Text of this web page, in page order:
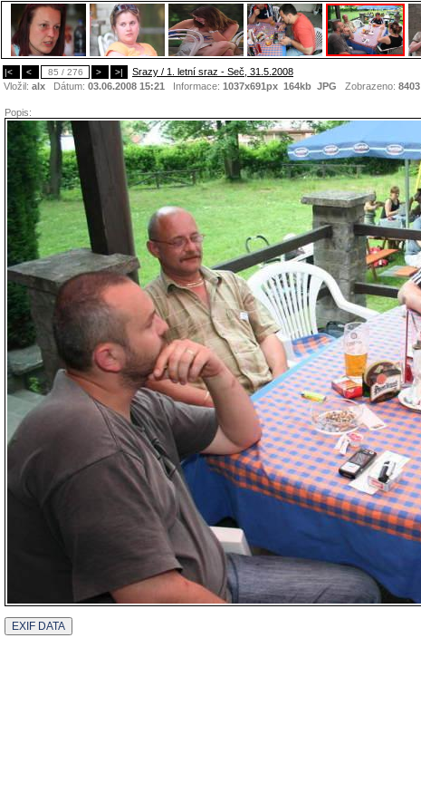
|< < 85 / 276 > >|
Srazy / 1. letní sraz - Seč, 31.5.2008
Vložil: alx Dátum: 03.06.2008 15:21 Informace: 1037x691px 164kb JPG Zobrazeno: 8403
Popis: